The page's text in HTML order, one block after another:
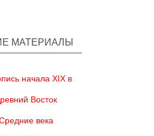
МАТЕРИАЛЫ
начала XIX в
Восток
века